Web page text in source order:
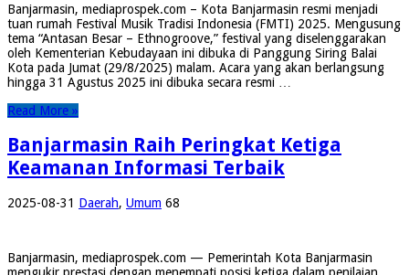
Banjarmasin, mediaprospek.com – Kota Banjarmasin resmi menjadi
tuan rumah Festival Musik Tradisi Indonesia (FMTI) 2025. Mengusung
tema “Antasan Besar – Ethnogroove,” festival yang diselenggarakan
oleh Kementerian Kebudayaan ini dibuka di Panggung Siring Balai
Kota pada Jumat (29/8/2025) malam. Acara yang akan berlangsung
hingga 31 Agustus 2025 ini dibuka secara resmi …
Read More »
Banjarmasin Raih Peringkat Ketiga
Keamanan Informasi Terbaik
2025-08-31 Daerah, Umum 68
Banjarmasin, mediaprospek.com — Pemerintah Kota Banjarmasin
mengukir prestasi dengan menempati posisi ketiga dalam penilaian